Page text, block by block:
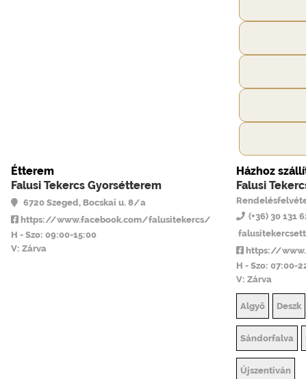
Étterem
Falusi Tekercs Gyorsétterem
6720 Szeged, Bocskai u. 8/a
https://www.facebook.com/falusitekercs/
H - Szo: 09:00-15:00
V: Zárva
Házhoz
Falusi
(+36) 30 131
https://
H - Szo: 07:00-
V: Zárva
Algyő Deszk
Sándorfalva
Újszentiván